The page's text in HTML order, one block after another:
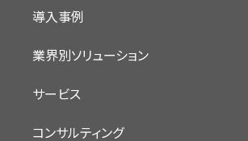
導入事例
業界別ソリューション
サービス
コンサルティング